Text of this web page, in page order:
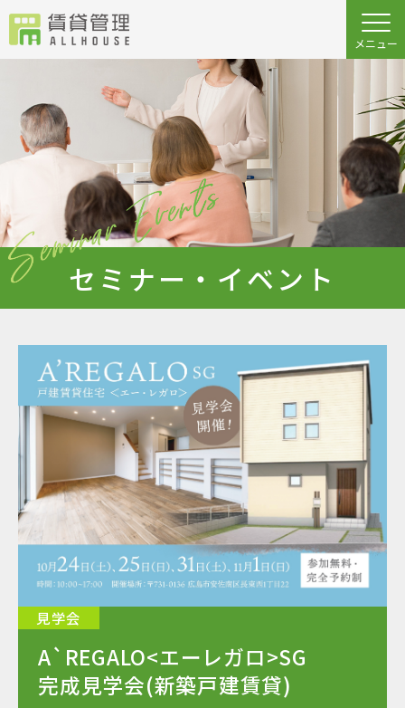
セミナー・イベント
見学会
A`REGALO<エーレガロ>SG
完成見学会(新築戸建賃貸)